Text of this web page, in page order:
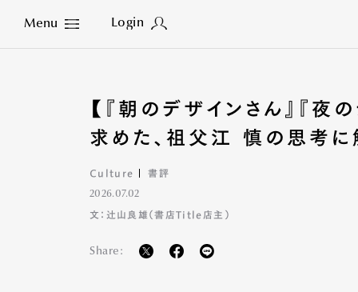
Menu Login
Close
【『朝のデザインさん』『
求めた、祖父江 慎の思考に
Culture 書評
2026.07.02
文：辻山良雄（書店Title店主）
Share: